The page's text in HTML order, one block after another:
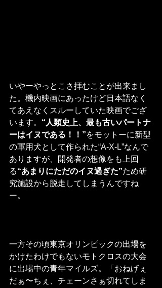
いやーやっとこさ拝むことが出来まし
た。機内映画にあったけど日本語なく
てあえなくスルーしていた映画でござ
います。 “人類史上、最も古いパートナ
ーはイヌである！！”をモットーに新型
の軍用犬として作られた“A-X-L”なんで
ありますが、開発者の想像をも上回
る“あまりにただのイヌ過ぎた”ため研
究施設から脱走してしまうんですね
ー。
一方その頃東京オリンピックの出場を
かけたわけでもないモトクロスの大会
に出場中の青年マイルズ。「おねげぇ
だぁ〜ちぇ、チェーンさぁ切れてしま